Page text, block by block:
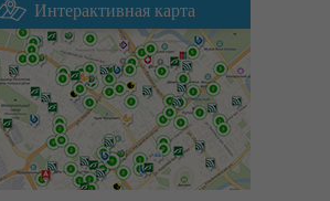
Интерактивная карта